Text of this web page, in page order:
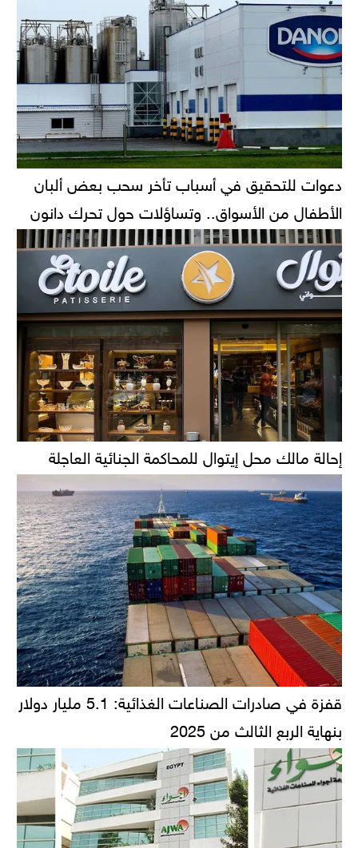
دعوات للتحقيق في أسباب تأخر سحب بعض ألبان
الأطفال من الأسواق.. وتساؤلات حول تحرك دانون
إحالة مالك محل إيتوال للمحاكمة الجنائية العاجلة
قفزة في صادرات الصناعات الغذائية: 5.1 مليار دولار
بنهاية الربع الثالث من 2025